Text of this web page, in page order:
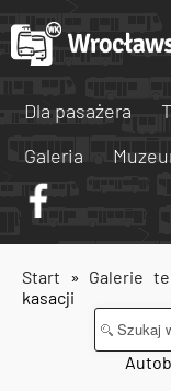
Dla pasażera
Galeria
Start » Galerie
kasacji